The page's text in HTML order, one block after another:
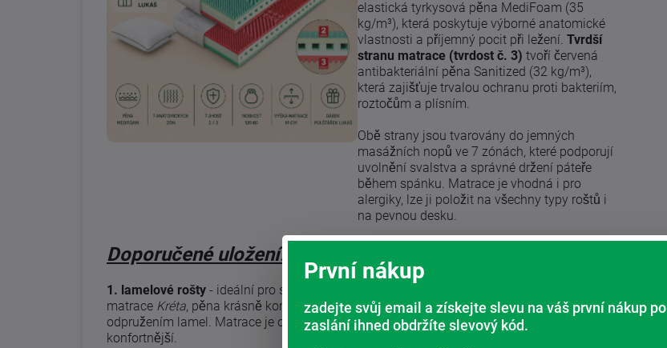
elastická tyrkysová pěna MediFoam (35
kg/m³), která poskytuje výborné anatomické
vlastnosti a příjemný pocit při ležení. Tvrdší
stranu matrace (tvrdost č. 3) tvoří červená
antibakteriální pěna Sanitized (32 kg/m³),
která zajišťuje trvalou ochranu proti bakteriím,
roztočům a plísním.
Obě strany jsou tvarovány do jemných
masážních nopů ve 7 zónách, které podporují
uvolnění svalstva a správné držení páteře
během spánku. Matrace je vhodná i pro
alergiky, lze ji položit na všechny typy roštů i
na pevnou desku.
Doporučené uložení:
1. lamelové rošty - ideální pro sendvičový typ
matrace Kréta, pěna krásně komunikuje s
odpružením lamel. Matrace je o to
konfortnější.
První nákup
zadejte svůj email a získejte slevu na váš první nákup po
zaslání ihned obdržíte slevový kód.